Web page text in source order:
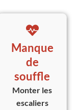
Manque
de
souffle
Monter les
escaliers